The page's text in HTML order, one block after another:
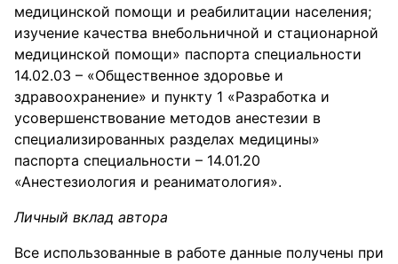
медицинской помощи и реабилитации населения;
изучение качества внебольничной и стационарной
медицинской помощи» паспорта специальности
14.02.03 – «Общественное здоровье и
здравоохранение» и пункту 1 «Разработка и
усовершенствование методов анестезии в
специализированных разделах медицины»
паспорта специальности – 14.01.20
«Анестезиология и реаниматология».
Личный вклад автора
Все использованные в работе данные получены при